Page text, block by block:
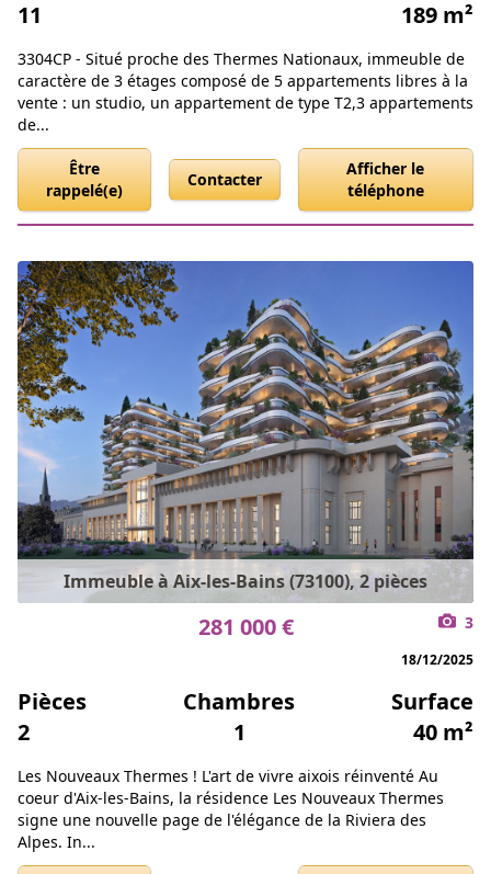
11
189 m²
3304CP - Situé proche des Thermes Nationaux, immeuble de
caractère de 3 étages composé de 5 appartements libres à la
vente : un studio, un appartement de type T2,3 appartements
de...
Être
rappelé(e)
Contacter
Afficher le
téléphone
Immeuble à Aix-les-Bains (73100), 2 pièces
281 000 € 3
18/12/2025
Pièces
2
Chambres
1
Surface
40 m²
Les Nouveaux Thermes ! L'art de vivre aixois réinventé Au
coeur d'Aix-les-Bains, la résidence Les Nouveaux Thermes
signe une nouvelle page de l'élégance de la Riviera des
Alpes. In...